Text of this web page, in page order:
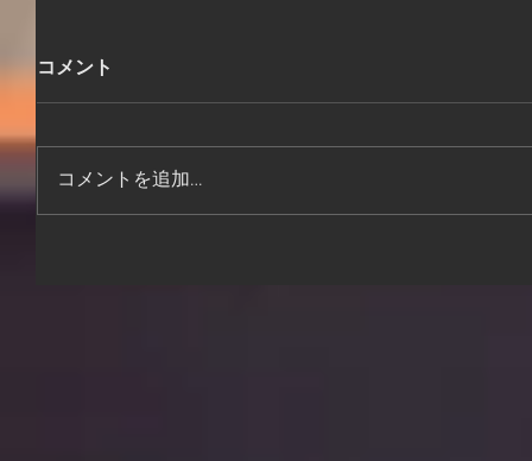
コメント
コメントを追加…